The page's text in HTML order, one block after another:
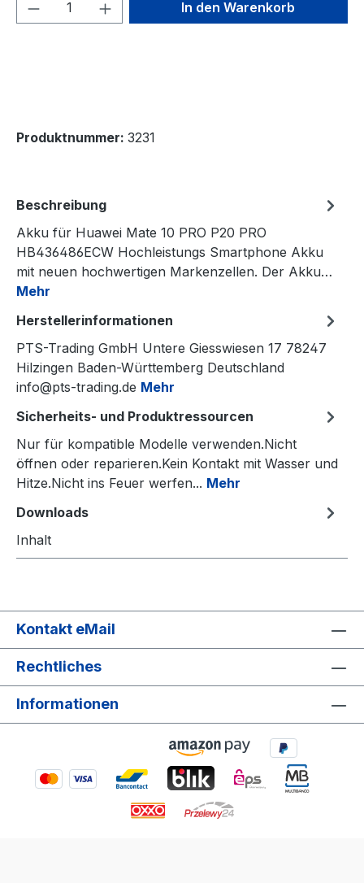
In den Warenkorb
Produktnummer: 3231
Beschreibung
Akku für Huawei Mate 10 PRO P20 PRO
HB436486ECW Hochleistungs Smartphone Akku
mit neuen hochwertigen Markenzellen. Der Akku…
Mehr
Herstellerinformationen
PTS-Trading GmbH Untere Giesswiesen 17 78247
Hilzingen Baden-Württemberg Deutschland
info@pts-trading.de Mehr
Sicherheits- und Produktressourcen
Nur für kompatible Modelle verwenden.Nicht
öffnen oder reparieren.Kein Kontakt mit Wasser und
Hitze.Nicht ins Feuer werfen... Mehr
Downloads
Inhalt
Kontakt eMail
Rechtliches
Informationen